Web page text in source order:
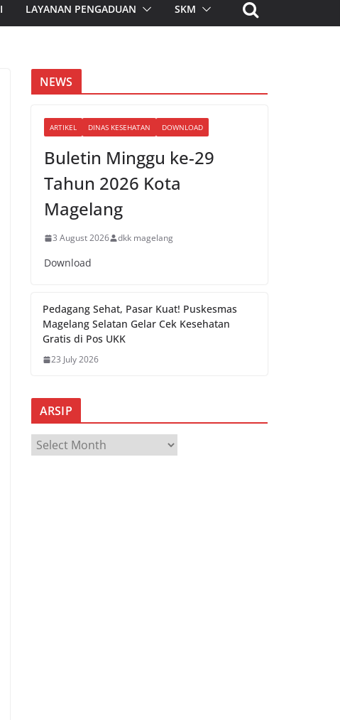
LAYANAN PENGADUAN SKM
NEWS
ARTIKEL DINAS KESEHATAN DOWNLOAD
Buletin Minggu ke-29
Tahun 2026 Kota
Magelang
3 August 2026 dkk magelang
Download
Pedagang Sehat, Pasar Kuat! Puskesmas
Magelang Selatan Gelar Cek Kesehatan
Gratis di Pos UKK
23 July 2026
ARSIP
R